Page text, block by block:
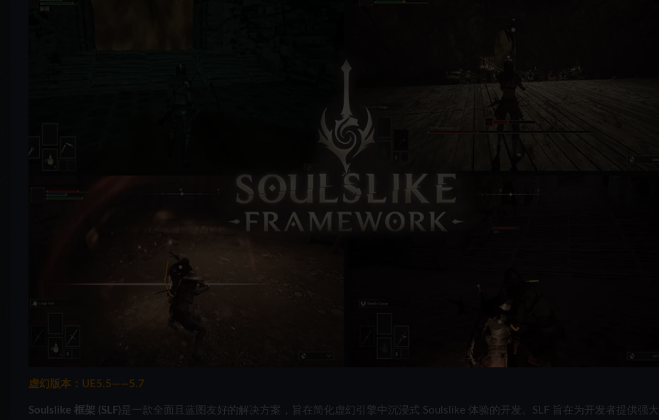
虚幻版本：UE5.5——5.7
Soulslike 框架 (SLF) 是一款全面且蓝图友好的解决方案，旨在简化虚幻引擎中沉浸式 Soulslike 体验的开发。SLF 旨在为开发者提供强大